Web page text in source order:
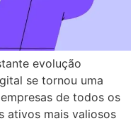
evolução
se tornou uma
de todos os
ativos mais valiosos